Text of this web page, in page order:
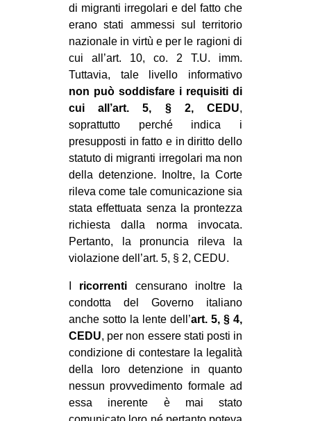
di migranti irregolari e del fatto che
erano stati ammessi sul territorio
nazionale in virtù e per le ragioni di
cui all’art. 10, co. 2 T.U. imm.
Tuttavia, tale livello informativo
non può soddisfare i requisiti di
cui all’art. 5, § 2, CEDU,
soprattutto perché indica i
presupposti in fatto e in diritto dello
statuto di migranti irregolari ma non
della detenzione. Inoltre, la Corte
rileva come tale comunicazione sia
stata effettuata senza la prontezza
richiesta dalla norma invocata.
Pertanto, la pronuncia rileva la
violazione dell’art. 5, § 2, CEDU.
ricorrenti censurano inoltre la
condotta del Governo italiano
anche sotto la lente dell’art. 5, § 4,
CEDU, per non essere stati posti in
condizione di contestare la legalità
della loro detenzione in quanto
nessun provvedimento formale ad
essa inerente è mai stato